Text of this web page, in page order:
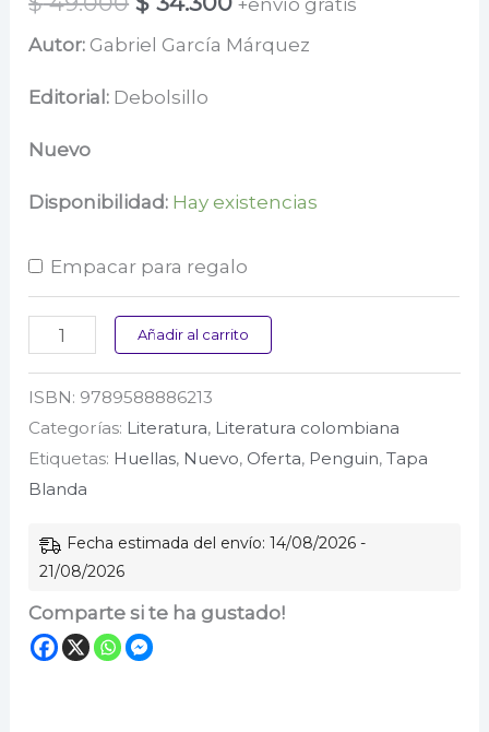
precio
original
precio
+envío gratis
Autor: Gabriel García Márquez
Editorial: Debolsillo
Nuevo
Disponibilidad: Hay existencias
Empacar para regalo
Cien
de
soledad
cantidad
Añadir al carrito
ISBN: 9789588886213
Categorías: Literatura, Literatura colombiana
Etiquetas: Huellas, Nuevo, Oferta, Penguin,Tapa
Blanda
Fecha estimada del envío: 14/08/2026 -
21/08/2026
Comparte si te ha gustado!